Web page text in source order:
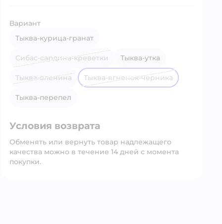
Вариант
тыква-курица-гранат
сибас-сардина-креветки тыква-утка
тыква-оленина тыква-ягненок-черника
тыква-перепел
Условия возврата
Обменять или вернуть товар надлежащего
качества можно в течение 14 дней с момента
покупки.